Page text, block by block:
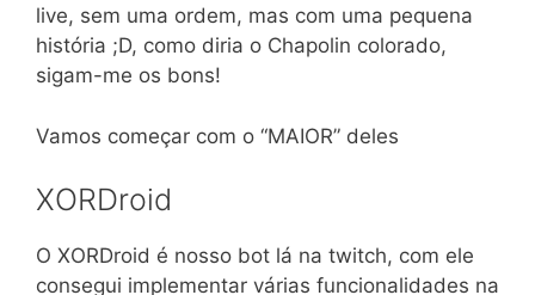
live, sem uma ordem, mas com uma pequena
história ;D, como diria o Chapolin colorado,
sigam-me os bons!
Vamos começar com o “MAIOR” deles
XORDroid
O XORDroid é nosso bot lá na twitch, com ele
consegui implementar várias funcionalidades na